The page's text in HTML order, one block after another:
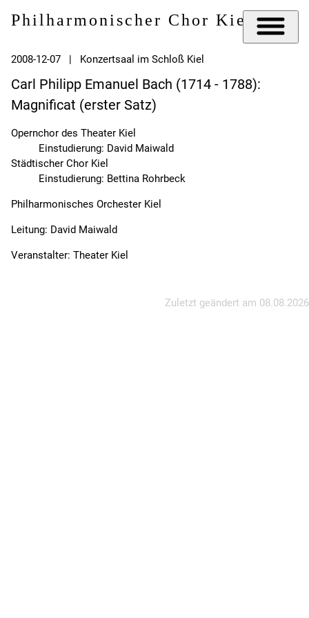
Philharmonischer Chor Kiel e.V.
2008-12-07 | Konzertsaal im Schloß Kiel
Carl Philipp Emanuel Bach (1714 - 1788):
Magnificat (erster Satz)
Opernchor des Theater Kiel
Einstudierung: David Maiwald
Städtischer Chor Kiel
Einstudierung: Bettina Rohrbeck
Philharmonisches Orchester Kiel
Leitung: David Maiwald
Veranstalter: Theater Kiel
Zuletzt geändert am 08.08.2026